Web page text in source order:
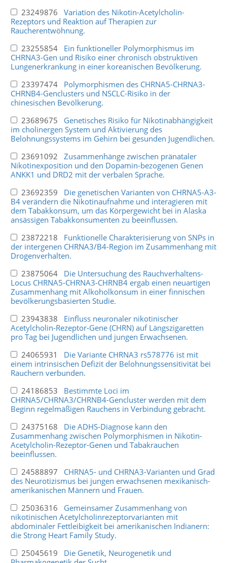
23249876 Variation des Nikotin-Acetylcholin-
Rezeptors und Reaktion auf Therapien zur
Raucherentwöhnung.
23255854 Ein funktioneller Polymorphismus im
CHRNA3-Gen und Risiko einer chronisch obstruktiven
Lungenerkrankung in einer koreanischen Bevölkerung.
23397474 Polymorphismen des CHRNA5-CHRNA3-
CHRNB4-Genclusters und NSCLC-Risiko in der
chinesischen Bevölkerung.
23689675 Genetisches Risiko für Nikotinabhängigkeit
im cholinergen System und Aktivierung des
Belohnungssystems im Gehirn bei gesunden Jugendlichen.
23691092 Zusammenhänge zwischen pränataler
Nikotinexposition und den Dopamin-bezogenen Genen
ANKK1 und DRD2 mit der verbalen Sprache.
23692359 Die genetischen Varianten von CHRNA5-A3-
B4 verändern die Nikotinaufnahme und interagieren mit
dem Tabakkonsum, um das Körpergewicht bei in Alaska
ansässigen Tabakkonsumenten zu beeinflussen.
23872218 Funktionelle Charakterisierung von SNPs in
der intergenen CHRNA3/B4-Region im Zusammenhang mit
Drogenverhalten.
23875064 Die Untersuchung des Rauchverhaltens-
Locus CHRNA5-CHRNA3-CHRNB4 ergab einen neuartigen
Zusammenhang mit Alkoholkonsum in einer finnischen
bevölkerungsbasierten Studie.
23943838 Einfluss neuronaler nikotinischer
Acetylcholin-Rezeptor-Gene (CHRN) auf Längszigaretten
pro Tag bei Jugendlichen und jungen Erwachsenen.
24065931 Die Variante CHRNA3 rs578776 ist mit
einem intrinsischen Defizit der Belohnungssensitivität bei
Rauchern verbunden.
24186853 Bestimmte Loci im
CHRNA5/CHRNA3/CHRNB4-Gencluster werden mit dem
Beginn regelmäßigen Rauchens in Verbindung gebracht.
24375168 Die ADHS-Diagnose kann den
Zusammenhang zwischen Polymorphismen in Nikotin-
Acetylcholin-Rezeptor-Genen und Tabakrauchen
beeinflussen.
24588897 CHRNA5- und CHRNA3-Varianten und Grad
des Neurotizismus bei jungen erwachsenen mexikanisch-
amerikanischen Männern und Frauen.
25036316 Gemeinsamer Zusammenhang von
nikotinischen Acetylcholinrezeptorvarianten mit
abdominaler Fettleibigkeit bei amerikanischen Indianern:
die Strong Heart Family Study.
25045619 Die Genetik, Neurogenetik und